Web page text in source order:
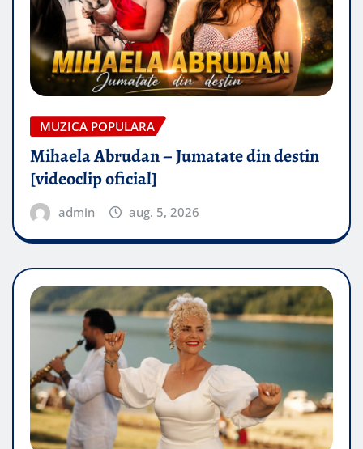
MUZICA POPULARA
Mihaela Abrudan – Jumatate din destin
[videoclip oficial]
admin aug. 5, 2026